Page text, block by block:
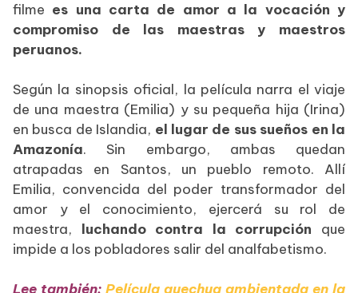
filme es una carta de amor a la vocación y
compromiso de las maestras y maestros
peruanos.
Según la sinopsis oficial, la película narra el viaje
de una maestra (Emilia) y su pequeña hija (Irina)
en busca de Islandia, el lugar de sus sueños en la
Amazonía. Sin embargo, ambas quedan
atrapadas en Santos, un pueblo remoto. Allí
Emilia, convencida del poder transformador del
amor y el conocimiento, ejercerá su rol de
maestra, luchando contra la corrupción que
impide a los pobladores salir del analfabetismo.
Lee también: Película quechua ambientada en la